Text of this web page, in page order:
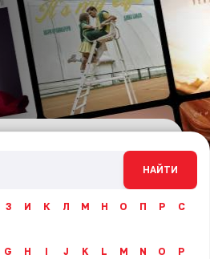
НАЙТИ
З И К Л М Н О П Р
С
G H I J K L M N O
P